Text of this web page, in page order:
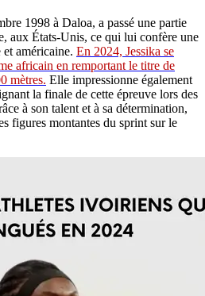
1998 à Daloa, a passé une partie
aux États-Unis, ce qui lui confère une
américaine. En 2024, Jessika se
africain en remportant le titre de
mètres. Elle impressionne également
la finale de cette épreuve lors des
à son talent et à sa détermination,
figures montantes du sprint sur le